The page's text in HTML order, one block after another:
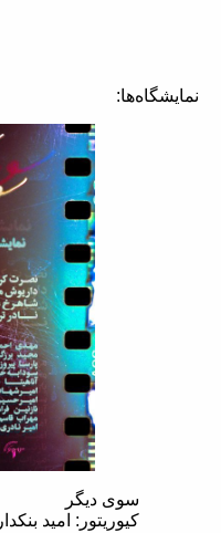
نمایشگاه‌ها:
سوی دیگر
کیوریتور: امید بنکدار